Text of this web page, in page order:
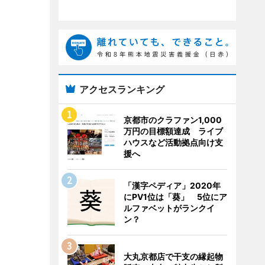
アクセスランキング
京都市のクラファン1,000
万円の目標額達成 ライブ
ハウスなど活動拠点向け支
援へ
「漢字ペディア」2020年
にPV1位は「葵」 5位にア
ルファベットがランクイ
ン？
大丸京都店で干支の縁起物